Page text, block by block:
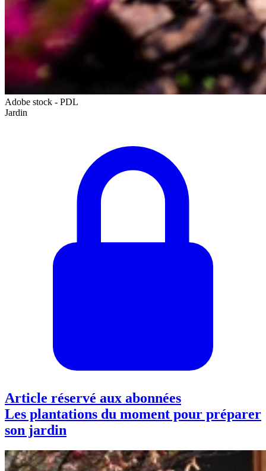
Adobe stock - PDL
Jardin
Article réservé aux abonnées
Les plantations du moment pour préparer
son jardin